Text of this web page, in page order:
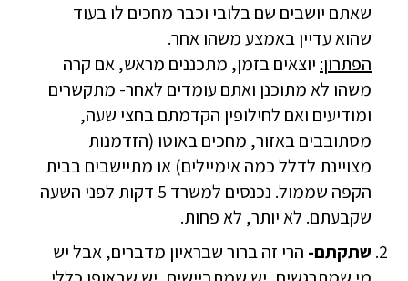
שאתם יושבים שם בלובי וכבר מחכים לו בעוד
שהוא עדיין באמצע משהו אחר.
הפתרון: יוצאים בזמן, מתכננים מראש, אם קרה
משהו לא מתוכנן ואתם עומדים לאחר- מתקשרים
ומודיעים ואם לחילופין הקדמתם בחצי שעה,
מסתובבים באזור, מחכים באוטו (הזדמנות
מצויינת לדלל כמה אימיילים) או מתיישבים בבית
הקפה שממול. נכנסים למשרד 5 דקות לפני השעה
שקבעתם. לא יותר, לא פחות.
שתקתם- הרי זה ברור שבראיון מדברים, אבל יש